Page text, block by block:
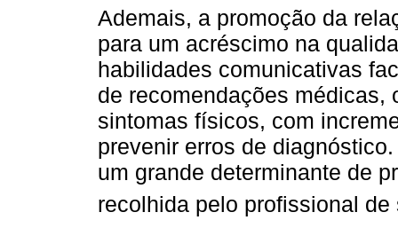
Ademais, a promoção da
para um acréscimo na
habilidades comunicativas
de recomendações médicas,
sintomas físicos, com
prevenir erros de
um grande determinante de
recolhida pelo profissional de